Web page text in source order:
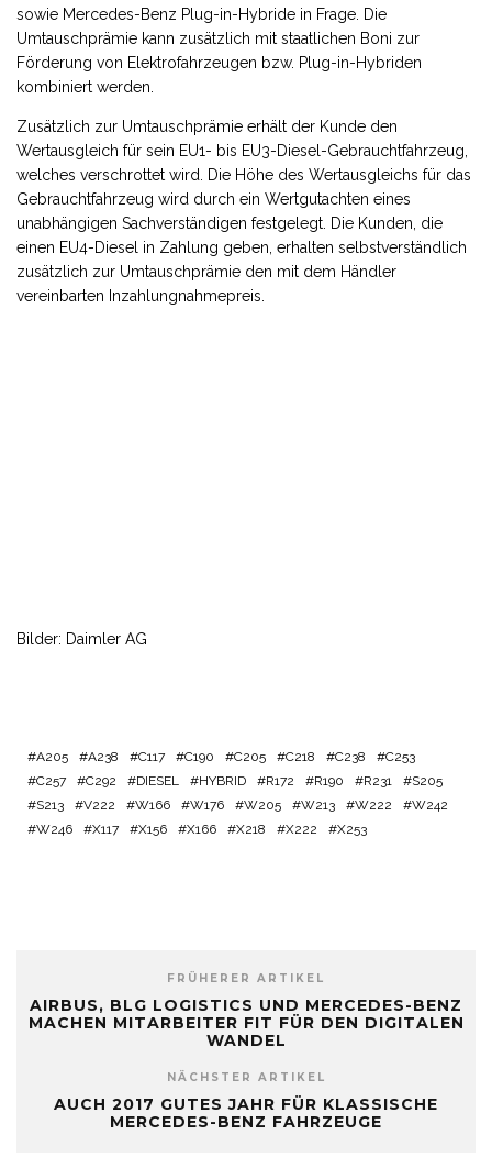
sowie Mercedes-Benz Plug-in-Hybride in Frage. Die
Umtauschprämie kann zusätzlich mit staatlichen Boni zur
Förderung von Elektrofahrzeugen bzw. Plug-in-Hybriden
kombiniert werden.
Zusätzlich zur Umtauschprämie erhält der Kunde den
Wertausgleich für sein EU1- bis EU3-Diesel-Gebrauchtfahrzeug,
welches verschrottet wird. Die Höhe des Wertausgleichs für das
Gebrauchtfahrzeug wird durch ein Wertgutachten eines
unabhängigen Sachverständigen festgelegt. Die Kunden, die
einen EU4-Diesel in Zahlung geben, erhalten selbstverständlich
zusätzlich zur Umtauschprämie den mit dem Händler
vereinbarten Inzahlungnahmepreis.
Bilder: Daimler AG
A205 A238 C117 C190 C205 C218 C238
C253
C257
C292 DIESEL HYBRID R172 R190 R231
S205
S213
V222 W166 W176 W205 W213 W222
W242
W246
X117 X156 X166 X218 X222 X253
FRÜHERER ARTIKEL
AIRBUS, BLG LOGISTICS UND MERCEDES-BENZ
MACHEN MITARBEITER FIT FÜR DEN DIGITALEN
WANDEL
NÄCHSTER ARTIKEL
AUCH 2017 GUTES JAHR FÜR KLASSISCHE
MERCEDES-BENZ FAHRZEUGE